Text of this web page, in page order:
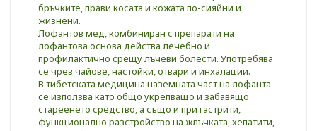
бръчките, прави косата и кожата по-сияйни и
жизнени.
Лофантов мед, комбиниран с препарати на
лофантова основа действа лечебно и
профилактично срещу лъчеви болести. Употребява
се чрез чайове, настойки, отвари и инхалации.
В тибетската медицина наземната част на лофанта
се използва като общо укрепващо и забавящо
стареенето средство, а също и при гастрити,
функционално разстройство на жлъчката, хепатити,